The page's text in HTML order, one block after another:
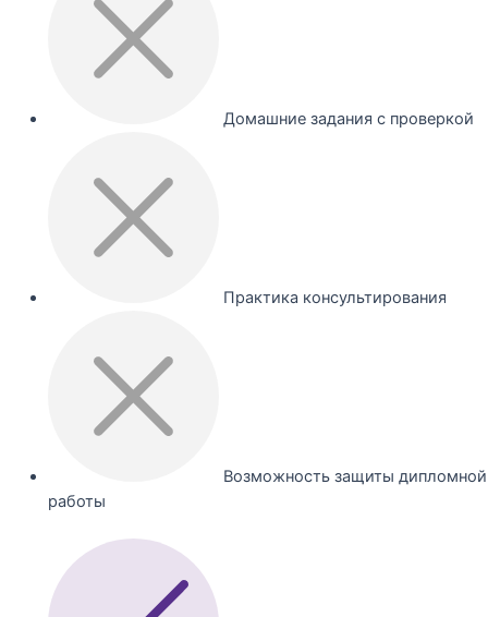
Домашние задания с проверкой
Практика консультирования
Возможность защиты дипломной
работы